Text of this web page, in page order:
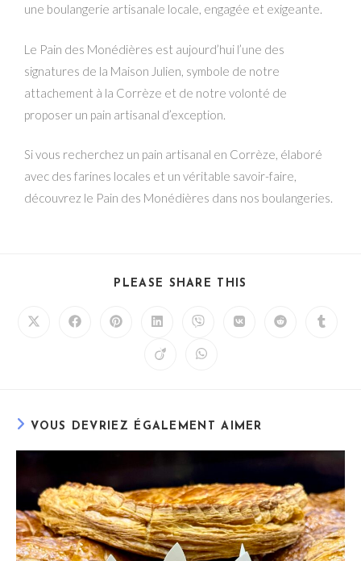
une boulangerie artisanale locale, engagée et exigeante.
Le Pain des Monédières est aujourd’hui l’une des
signatures de la Maison Julien, symbole de notre
attachement à la Corrèze et de notre volonté de
proposer un pain artisanal d’exception.
Si vous recherchez un pain artisanal en Corrèze, élaboré
avec des farines locales et un véritable savoir-faire,
découvrez le Pain des Monédières dans nos boulangeries.
PLEASE SHARE THIS
VOUS DEVRIEZ ÉGALEMENT AIMER